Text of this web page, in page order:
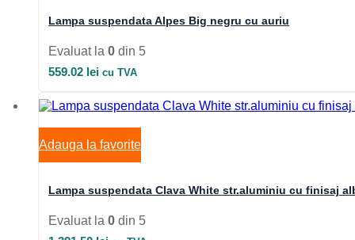
Lampa suspendata Alpes Big negru cu auriu
Evaluat la 0 din 5
559.02 lei cu TVA
Adauga la favorite
Lampa suspendata Clava White str.aluminiu cu finisaj
Evaluat la 0 din 5